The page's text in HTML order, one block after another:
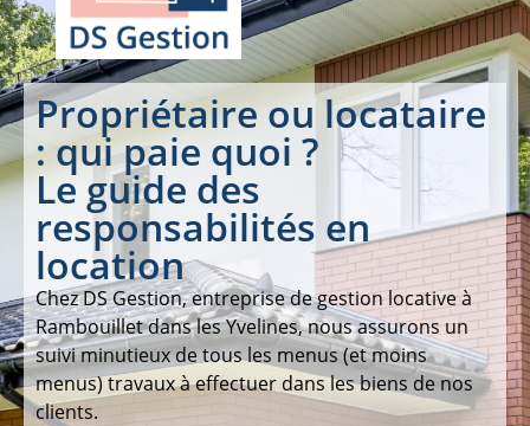
Propriétaire ou locataire
: qui paie quoi ?
Le guide des
responsabilités en
location
Chez DS Gestion, entreprise de gestion locative à
Rambouillet dans les Yvelines, nous assurons un
suivi minutieux de tous les menus (et moins
menus) travaux à effectuer dans les biens de nos
clients.